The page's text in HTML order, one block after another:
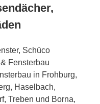
Schüco
Fensterbau
in Frohburg,
Haselbach,
Treben und Borna,